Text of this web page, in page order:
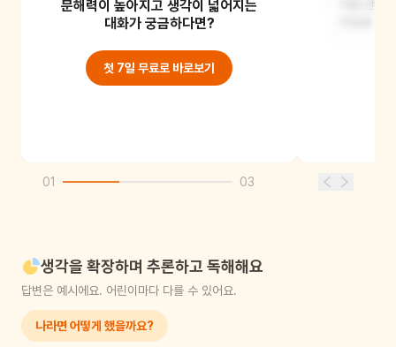
원하고 바라는 이야기가 들리게 돼요.
문해력이 높아지고 생각이 넓어지는
대화가 궁금하다면?
첫 7일 무료로 바로보기
약을 만드
01 03
생각을 확장하며 추론하고 독해해요
답변은 예시에요. 어린이마다 다를 수 있어요.
나라면 어떻게 했을까요?